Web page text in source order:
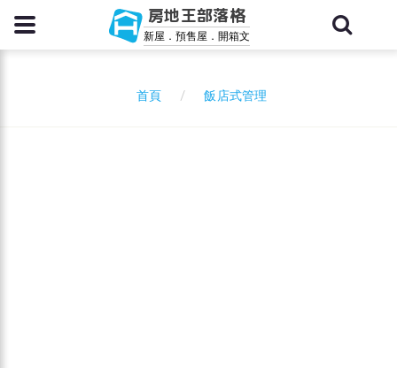
房地王部落格
新屋．預售屋．開箱文
首頁 飯店式管理